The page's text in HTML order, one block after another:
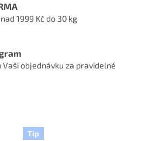
1999 Kč do 30 kg
Vaši objednávku za pravidelné
Tip